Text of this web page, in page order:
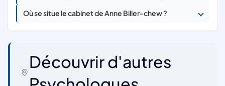
Où se situe le cabinet de Anne Biller-chew ?
Découvrir d'autres